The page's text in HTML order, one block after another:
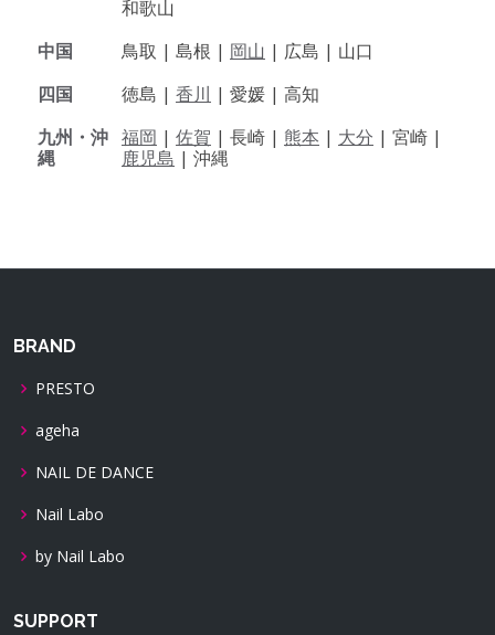
和歌山
中国
鳥取 | 島根 | 岡山 | 広島 | 山口
四国
徳島 | 香川 | 愛媛 | 高知
九州・沖
縄
福岡 | 佐賀 | 長崎 | 熊本 | 大分 | 宮崎 |
鹿児島 | 沖縄
BRAND
PRESTO
ageha
NAIL DE DANCE
Nail Labo
by Nail Labo
SUPPORT